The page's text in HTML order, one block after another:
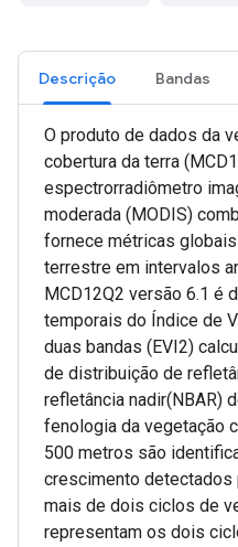
Descrição Bandas
O produto de dados da
cobertura da terra
espectrorradiômetro
moderada (MODIS)
fornece métricas
terrestre em intervalos
MCD12Q2 versão 6.1 é
temporais do Índice de
duas bandas (EVI2)
de distribuição de
refletância nadir(NBAR)
fenologia da vegetação
500 metros são
crescimento detectados
mais de dois ciclos de
representam os dois